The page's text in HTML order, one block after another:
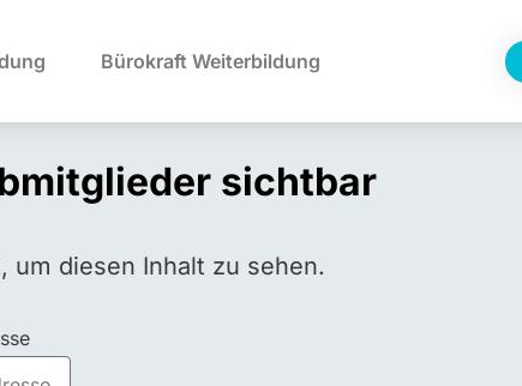
Bürokraft Weiterbildung
sichtbar
um diesen Inhalt zu sehen.